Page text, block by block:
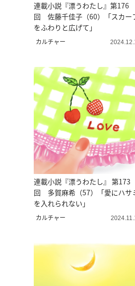
連載小説『漂うわたし』第176
回 佐藤千佳子（60）「スカー
をふわりと広げて」
カルチャー
連載小説『漂うわたし』 第173
回 多賀麻希（57）「愛にハサ
を入れられない」
カルチャー